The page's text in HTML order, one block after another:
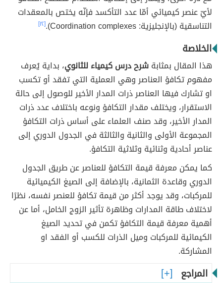
لأيّ عنصر كيميائي أمّا عدد التأكسد فإنّه يختص بالمعقدات
التناسقية (بالإنجليزية: Coordination complexes).
[١٢]
الخلاصة
هذا المقال بمثابةشرح درس كيمياء للثانوي، بداية يُعرف
مفهوم تكافؤ العناصر وهي العملية التي تفقد أو تكسب
او تشارك فيها العناصر ذرات المدار الأخير للوصول إلى حالة
الاستقرار، ويختلف مقدار التكافؤ ونوعه باختلاف عدد ذرات
المدار الأخير، وقد صنف العلماء على أساس ذرات التكافؤ
المجموعة الأولى والثانية والثالثة في الجدول الدوري إلى
عناصر أحادية وثنائية وثلاثية التكافؤ.
كما يمكن معرفة قيمة التكافؤ للعناصر عن طريق الجدول
الدوري وقاعدة الثمانية، بالإضافة إلى الصيغ الكيميائية
للمركبات، وقد يوجد أكثر من قيمة تكافؤ للعنصر نفسه، نظرًا
لاختلاف طاقة المدارات وظاهرة تأثير الزوج الخامل، أما عن
أهمية معرفة قيمة التكافؤ تكمن في تحديد الصيغ
الكيمائية للمركبات وميل الذرات للكسب أو الفقد او
المشاركة.
المراجع